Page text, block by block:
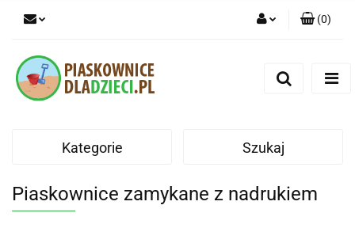
(0)
Kategorie Szukaj
Piaskownice zamykane z nadrukiem